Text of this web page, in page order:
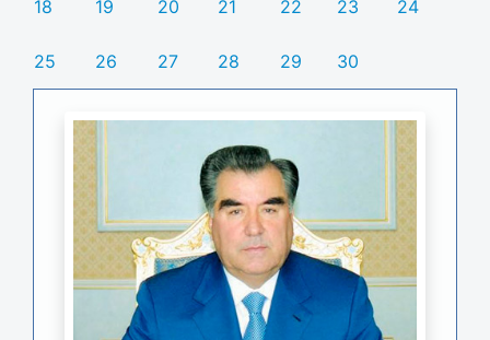
18 19 20 21 22 23 24
25 26 27 28 29 30